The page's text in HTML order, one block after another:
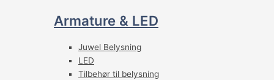
Armature & LED
Juwel Belysning
LED
Tilbehør til belysning